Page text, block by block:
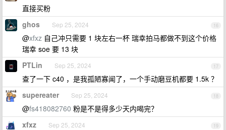
直接买粉
16
ghos Sep 25, 2024
@xfxz 自己冲只需要 1 块左右一杯 瑞幸拍马都做不到这个价格
瑞幸 soe 要 13 块
17
PTLin Sep 25, 2024
查了一下 c40 ，是我孤陋寡闻了，一个手动磨豆机都要 1.5k ？
18
supereater Sep 25, 2024
@fs418082760 粉是不是得多少天内喝完？
19
xfxz Sep 25, 2024